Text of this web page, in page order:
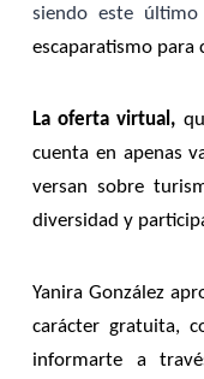
siendo este
escaparatismo para
La oferta virtual,
cuenta en apenas
versan sobre
diversidad y
Yanira González
carácter gratuita,
informarte a